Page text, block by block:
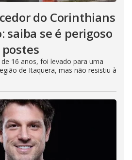
do Corinthians
saiba se é perigoso
16 anos, foi levado para uma
de Itaquera, mas não resistiu à